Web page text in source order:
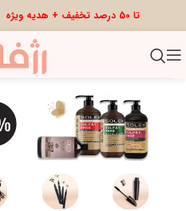
تا 50 درصد تخفیف + هدیه ویژه